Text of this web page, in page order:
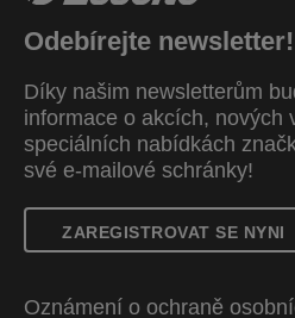
Odebírejte newsletter!
Díky našim newsletterům
informace o akcích, nových
speciálních nabídkách
své e-mailové schránky!
ZAREGISTROVAT SE NYNI
Oznámení o ochraně